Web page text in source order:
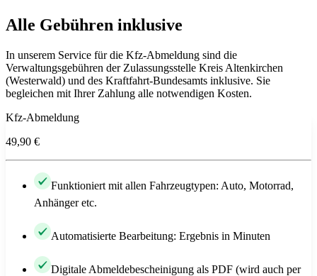
Alle Gebühren inklusive
In unserem Service für die Kfz-Abmeldung sind die
Verwaltungsgebühren der Zulassungsstelle Kreis Altenkirchen
(Westerwald) und des Kraftfahrt-Bundesamts inklusive. Sie
begleichen mit Ihrer Zahlung alle notwendigen Kosten.
Kfz-Abmeldung
49,90 €
Funktioniert mit allen Fahrzeugtypen: Auto, Motorrad,
Anhänger etc.
Automatisierte Bearbeitung: Ergebnis in Minuten
Digitale Abmeldebescheinigung als PDF (wird auch per